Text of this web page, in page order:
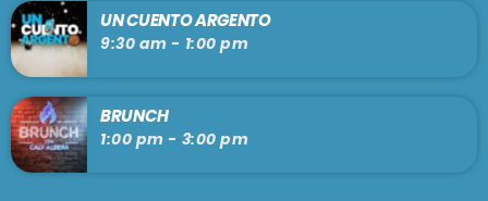
UN CUENTO ARGENTO
9:30 am - 1:00 pm
BRUNCH
1:00 pm - 3:00 pm